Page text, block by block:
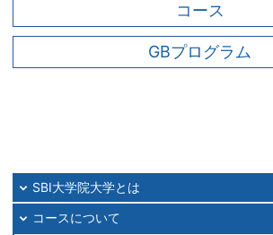
コース
GBプログラム
SBI大学院大学とは
コースについて